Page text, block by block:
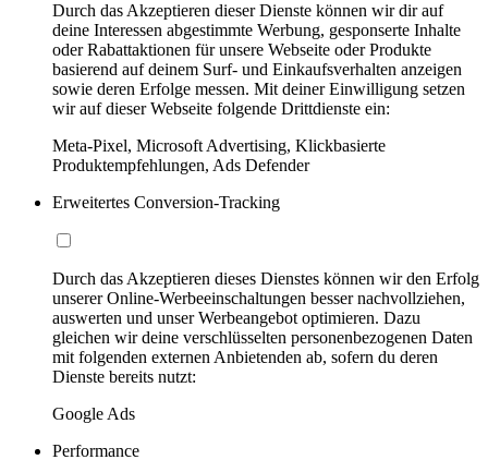
Durch das Akzeptieren dieser Dienste können wir dir auf
deine Interessen abgestimmte Werbung, gesponserte Inhalte
oder Rabattaktionen für unsere Webseite oder Produkte
basierend auf deinem Surf- und Einkaufsverhalten anzeigen
sowie deren Erfolge messen. Mit deiner Einwilligung setzen
wir auf dieser Webseite folgende Drittdienste ein:
Meta-Pixel, Microsoft Advertising, Klickbasierte
Produktempfehlungen, Ads Defender
Erweitertes Conversion-Tracking
Durch das Akzeptieren dieses Dienstes können wir den Erfolg
unserer Online-Werbeeinschaltungen besser nachvollziehen,
auswerten und unser Werbeangebot optimieren. Dazu
gleichen wir deine verschlüsselten personenbezogenen Daten
mit folgenden externen Anbietenden ab, sofern du deren
Dienste bereits nutzt:
Google Ads
Performance